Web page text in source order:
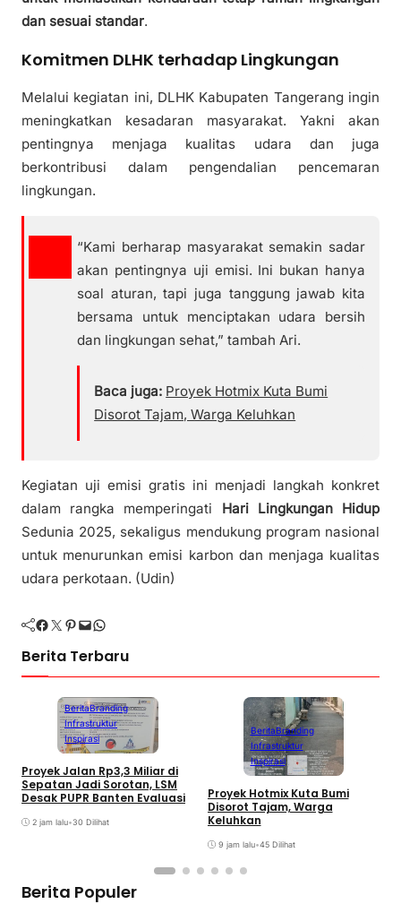
dan sesuai standar.
Komitmen DLHK terhadap Lingkungan
Melalui kegiatan ini, DLHK Kabupaten Tangerang ingin
meningkatkan kesadaran masyarakat. Yakni akan
pentingnya menjaga kualitas udara dan juga
berkontribusi dalam pengendalian pencemaran
lingkungan.
“Kami berharap masyarakat semakin sadar
akan pentingnya uji emisi. Ini bukan hanya
soal aturan, tapi juga tanggung jawab kita
bersama untuk menciptakan udara bersih
dan lingkungan sehat,” tambah Ari.
Baca juga: Proyek Hotmix Kuta Bumi
Disorot Tajam, Warga Keluhkan
Kegiatan uji emisi gratis ini menjadi langkah konkret
dalam rangka memperingati Hari Lingkungan Hidup
Sedunia 2025, sekaligus mendukung program nasional
untuk menurunkan emisi karbon dan menjaga kualitas
udara perkotaan. (Udin)
Facebook Twitter Pinterest Mail WhatsApp
Berita Terbaru
BeritaBranding
Infrastruktur
Inspirasi
Proyek Jalan Rp3,3 Miliar di
Sepatan Jadi Sorotan, LSM
Desak PUPR Banten Evaluasi
2 jam lalu•30 Dilihat
BeritaBranding
Infrastruktur
Inspirasi
Proyek Hotmix Kuta Bumi
Disorot Tajam, Warga
Keluhkan
9 jam lalu•45 Dilihat
Berita Populer